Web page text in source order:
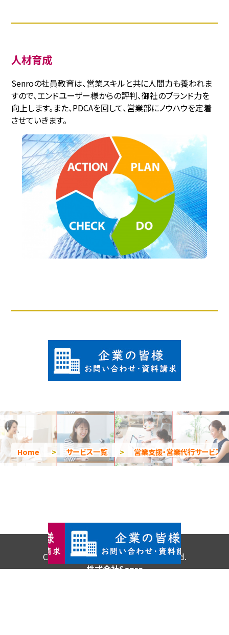
人材育成
Senroの社員教育は、営業スキルと共に人間力も養われま
すので、エンドユーザー様からの評判、御社のブランド力を
向上します。また、PDCAを回して、営業部にノウハウを定着
させていきます。
Home > サービス一覧 > 営業支援・営業代行サービス
Copyright © 2026 All Rights Reserved.
株式会社Senro